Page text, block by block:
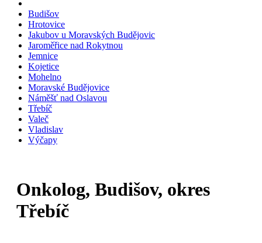
Budišov
Hrotovice
Jakubov u Moravských Budějovic
Jaroměřice nad Rokytnou
Jemnice
Kojetice
Mohelno
Moravské Budějovice
Náměšť nad Oslavou
Třebíč
Valeč
Vladislav
Výčapy
Onkolog, Budišov, okres
Třebíč